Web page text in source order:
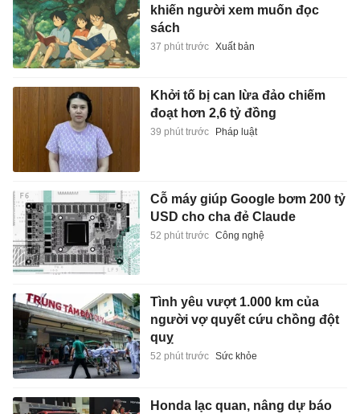
khiến người xem muốn đọc
sách
37 phút trước Xuất bản
Khởi tố bị can lừa đảo chiếm
đoạt hơn 2,6 tỷ đồng
39 phút trước Pháp luật
Cỗ máy giúp Google bơm 200 tỷ
USD cho cha đẻ Claude
52 phút trước Công nghệ
Tình yêu vượt 1.000 km của
người vợ quyết cứu chồng đột
quỵ
52 phút trước Sức khỏe
Honda lạc quan, nâng dự báo